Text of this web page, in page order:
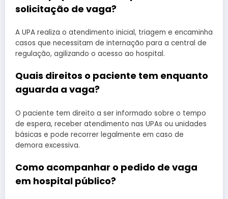
solicitação de vaga?
A UPA realiza o atendimento inicial, triagem e encaminha
casos que necessitam de internação para a central de
regulação, agilizando o acesso ao hospital.
Quais direitos o paciente tem enquanto
aguarda a vaga?
O paciente tem direito a ser informado sobre o tempo
de espera, receber atendimento nas UPAs ou unidades
básicas e pode recorrer legalmente em caso de
demora excessiva.
Como acompanhar o pedido de vaga
em hospital público?